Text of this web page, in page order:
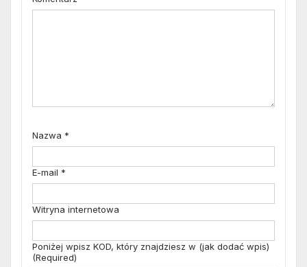
Nazwa *
E-mail *
Witryna internetowa
Poniżej wpisz KOD, który znajdziesz w (jak dodać wpis)
(Required)